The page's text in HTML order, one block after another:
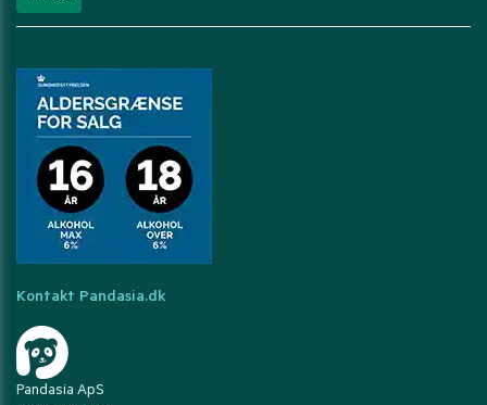
Kontakt Pandasia.dk
Pandasia ApS